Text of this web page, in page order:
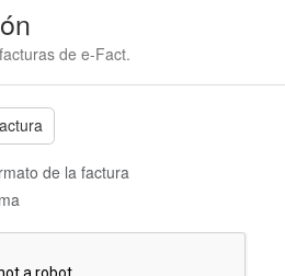
de e-Fact.
de la factura